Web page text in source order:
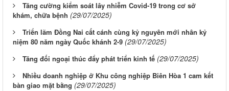
Tăng cường kiểm soát lây nhiễm Covid-19 trong cơ sở
khám, chữa bệnh (29/07/2025)
Triển lãm Đồng Nai cất cánh cùng kỷ nguyên mới nhân kỷ
niệm 80 năm ngày Quốc khánh 2-9 (29/07/2025)
Tăng đối ngoại thúc đẩy phát triển kinh tế (29/07/2025)
Nhiều doanh nghiệp ở Khu công nghiệp Biên Hòa 1 cam kết
bàn giao mặt bằng (29/07/2025)